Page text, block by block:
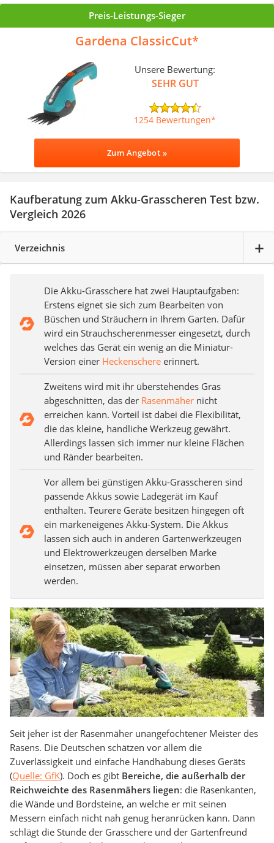
Preis-Leistungs-Sieger
Gardena ClassicCut
Unsere Bewertung:
SEHR GUT
1254 Bewertungen
Zum Angebot »
Kaufberatung zum Akku-Grasscheren Test bzw.
Vergleich 2026
Verzeichnis
Die Akku-Grasschere hat zwei Hauptaufgaben:
Erstens eignet sie sich zum Bearbeiten von
Büschen und Sträuchern in Ihrem Garten. Dafür
wird ein Strauchscherenmesser eingesetzt, durch
welches das Gerät ein wenig an die Miniatur-
Version einer Heckenschere erinnert.
Zweitens wird mit ihr überstehendes Gras
abgeschnitten, das der Rasenmäher nicht
erreichen kann. Vorteil ist dabei die Flexibilität,
die das kleine, handliche Werkzeug gewährt.
Allerdings lassen sich immer nur kleine Flächen
und Ränder bearbeiten.
Vor allem bei günstigen Akku-Grasscheren sind
passende Akkus sowie Ladegerät im Kauf
enthalten. Teurere Geräte besitzen hingegen oft
ein markeneigenes Akku-System. Die Akkus
lassen sich auch in anderen Gartenwerkzeugen
und Elektrowerkzeugen derselben Marke
einsetzen, müssen aber separat erworben
werden.
Seit jeher ist der Rasenmäher unangefochtener Meister des
Rasens. Die Deutschen schätzen vor allem die
Zuverlässigkeit und einfache Handhabung dieses Geräts
(Quelle: GfK). Doch es gibt Bereiche, die außerhalb der
Reichweichte des Rasenmähers liegen: die Rasenkanten,
die Wände und Bordsteine, an welche er mit seinen
Messern einfach nicht nah genug heranrücken kann. Dann
schlägt die Stunde der Grasschere und der Gartenfreund